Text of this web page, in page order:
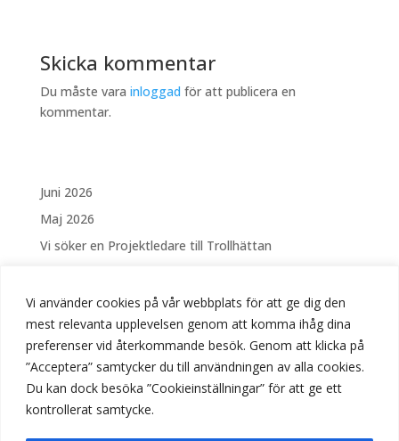
Vi använder cookies på vår webbplats för att ge dig den
mest relevanta upplevelsen genom att komma ihåg dina
preferenser vid återkommande besök. Genom att klicka på
”Acceptera” samtycker du till användningen av alla cookies.
Du kan dock besöka ”Cookieinställningar” för att ge ett
kontrollerat samtycke.
Skicka kommentar
Du måste vara inloggad för att publicera en
kommentar.
Juni 2026
Maj 2026
Vi söker en Projektledare till Trollhättan
Säsongsanställning – Drift och skötsel av Fontäner
och vattenanläggningar i Linköping
Vi söker Elektriker till Stockholm
Vi söker Elektriker till Trollhättan